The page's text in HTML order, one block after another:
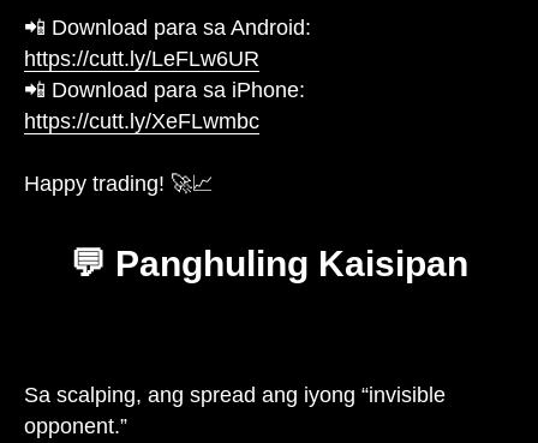
📲 Download para sa Android:
https://cutt.ly/LeFLw6UR
📲 Download para sa iPhone:
https://cutt.ly/XeFLwmbc
Happy trading! 🚀📈
💬 Panghuling Kaisipan
Sa scalping, ang spread ang iyong “invisible
opponent.”